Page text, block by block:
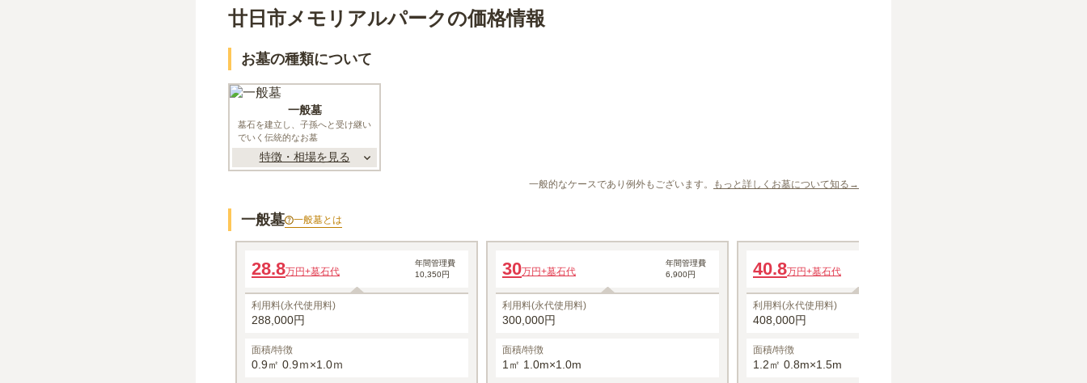
廿日市メモリアルパークの価格情報
お墓の種類について
一般墓
墓石を建立し、子孫へと受け継い
でいく伝統的なお墓
特徴・相場を見る
一般的なケースであり例外もございます。 もっと詳しくお墓について知る→
一般墓 一般墓とは
28.8万円+墓石代
年間管理費
10,350円
利用料(永代使用料)
288,000円
面積/特徴
0.9㎡ 0.9ｍ×1.0ｍ
30万円+墓石代
年間管理費
6,900円
利用料(永代使用料)
300,000円
面積/特徴
1㎡ 1.0m×1.0m
40.8万円+墓石代
利用料(永代使用料)
408,000円
面積/特徴
1.2㎡ 0.8m×1.5m